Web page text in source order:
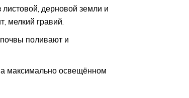
дерновой земли и
мелкий гравий.
поливают и
максимально освещённом